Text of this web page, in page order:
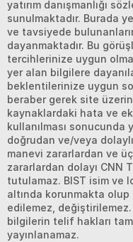
yatırım danışmanlığı
sunulmaktadır. Burada
ve tavsiyede
dayanmaktadır. Bu
tercihlerinize uygun
yer alan bilgilere
beklentilerinize uygun
beraber gerek site
kaynaklardaki hata ve
kullanılması sonucunda
doğrudan ve/veya
manevi zararlardan ve
zararlardan dolayı CNN
tutulamaz. BIST isim ve
altında korunmakta
edilemez, değiştirilemez.
bilgilerin telif hakları
yayınlanamaz.